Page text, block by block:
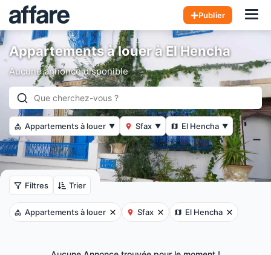
Publier
Appartements à louer à El Hencha
Aucune annonce disponible
Appartements à louer ▼ Sfax ▼ El Hencha ▼
Filtres Trier
Appartements à louer Sfax El Hencha